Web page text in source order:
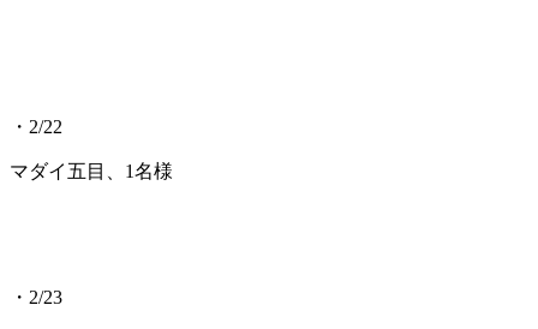
・2/22
マダイ五目、1名様
・2/23